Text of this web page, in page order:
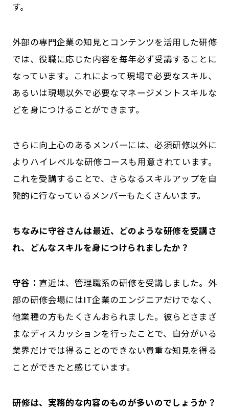
す。
外部の専門企業の知見とコンテンツを活用した研修
では、役職に応じた内容を毎年必ず受講することに
なっています。これによって現場で必要なスキル、
あるいは現場以外で必要なマネージメントスキルな
どを身につけることができます。
さらに向上心のあるメンバーには、必須研修以外に
よりハイレベルな研修コースも用意されています。
これを受講することで、さらなるスキルアップを自
発的に行なっているメンバーもたくさんいます。
――ちなみに守谷さんは最近、どのような研修を受講さ
れ、どんなスキルを身につけられましたか？
守谷： 直近は、管理職系の研修を受講しました。外
部の研修会場にはIT企業のエンジニアだけでなく、
他業種の方もたくさんおられました。彼らとさまざ
まなディスカッションを行ったことで、自分がいる
業界だけでは得ることのできない貴重な知見を得る
ことができたと感じています。
――研修は、実務的な内容のものが多いのでしょうか？